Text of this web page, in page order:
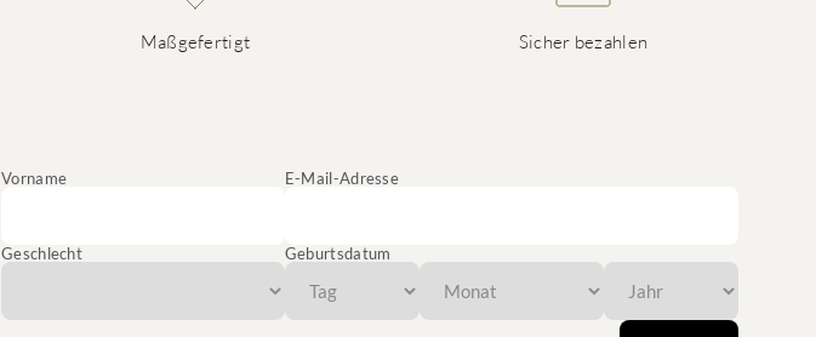
Maßgefertigt Sicher bezahlen
Vorname E-Mail-Adresse
Geschlecht Geburtsdatum